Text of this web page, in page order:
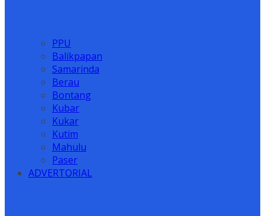
PPU
Balikpapan
Samarinda
Berau
Bontang
Kubar
Kukar
Kutim
Mahulu
Paser
ADVERTORIAL